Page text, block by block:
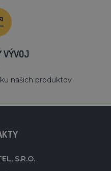
VÝVOJ
našich produktov
S.R.O.